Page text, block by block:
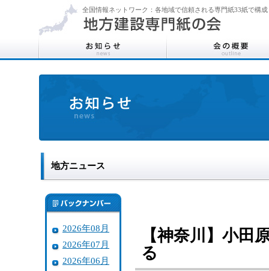
全国情報ネットワーク：各地域で信頼される専門紙33紙で構成
地方ニュース
2026年08月
2026年07月
2026年06月
【神奈川】小
る